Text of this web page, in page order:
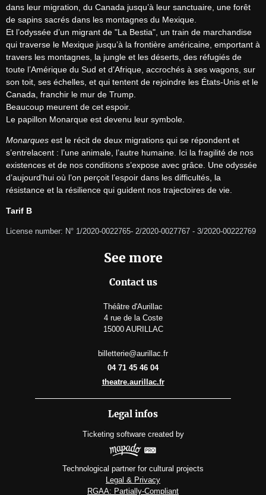
dans leur migration, du Canada jusqu’à leur sanctuaire, une forêt
de sapins sacrés dans les montagnes du Mexique.
Et l’odyssée d’un migrant de "La Bestia", un train de marchandise
qui traverse le Mexique jusqu’à la frontière américaine, emportant à
travers les montagnes, la jungle et les déserts, des réfugiés de
toute l’Amérique du Sud et d’Afrique, accrochés à ses wagons, sur
son toit, ses échelles, et qui tentent de rejoindre les États-Unis et le
Canada, franchir le mur de Trump.
Beaucoup meurent de cet espoir.
Le papillon Monarque est devenu leur symbole.
Monarques est le récit de deux migrations qui se répondent et
s’entrelacent : l’une animale, l’autre humaine. Ici la fragilité de nos
existences et de nos conditions s’expose avec grâce. Une odyssée
d’aujourd’hui où l’on perçoit l’espoir dans les difficultés, la
résistance et la résilience qui guident nos trajectoires de vie.
Tarif B
License number: N° 1/2020-0022765- 2/2020-0027767 - 3/2020-00222769
See more
Contact us
Théâtre d'Aurillac
4 rue de la Coste
15000 AURILLAC
billetterie@aurillac.fr
04 71 45 46 04
theatre.aurillac.fr
Legal infos
Ticketing software created by
Technological partner for cultural projects
Legal & Privacy
RGAA: Partially-Compliant